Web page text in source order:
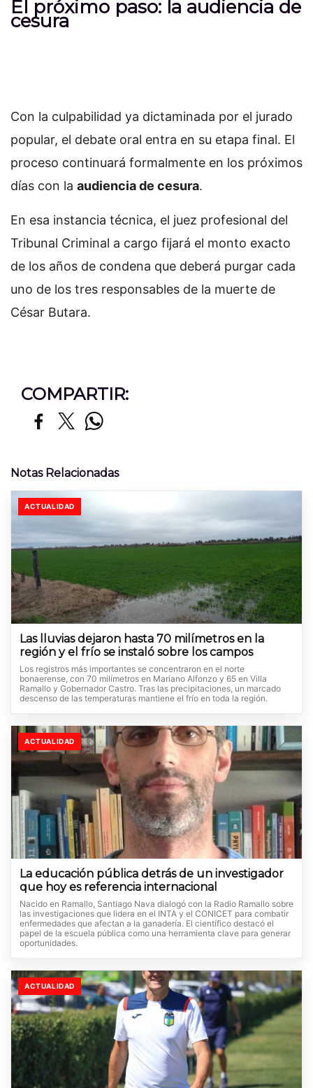
El próximo paso: la audiencia de
cesura
Con la culpabilidad ya dictaminada por el jurado
popular, el debate oral entra en su etapa final. El
proceso continuará formalmente en los próximos
días con la audiencia de cesura.
En esa instancia técnica, el juez profesional del
Tribunal Criminal a cargo fijará el monto exacto
de los años de condena que deberá purgar cada
uno de los tres responsables de la muerte de
César Butara.
COMPARTIR:
Notas Relacionadas
ACTUALIDAD
Las lluvias dejaron hasta 70 milímetros en la
región y el frío se instaló sobre los campos
Los registros más importantes se concentraron en el norte
bonaerense, con 70 milímetros en Mariano Alfonzo y 65 en Villa
Ramallo y Gobernador Castro. Tras las precipitaciones, un marcado
descenso de las temperaturas mantiene el frío en toda la región.
ACTUALIDAD
La educación pública detrás de un investigador
que hoy es referencia internacional
Nacido en Ramallo, Santiago Nava dialogó con la Radio Ramallo sobre
las investigaciones que lidera en el INTA y el CONICET para combatir
enfermedades que afectan a la ganadería. El científico destacó el
papel de la escuela pública como una herramienta clave para generar
oportunidades.
ACTUALIDAD